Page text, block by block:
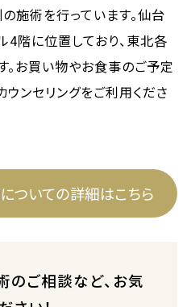
施術を行っています。仙台
4階に位置しており、東北各
。お買い物やお食事のご予定
ンセリングをご利用くださ
ついての詳細はこちら
のご相談など、お気